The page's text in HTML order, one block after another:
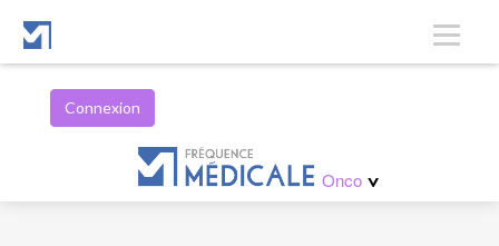
Connexion
Onco>